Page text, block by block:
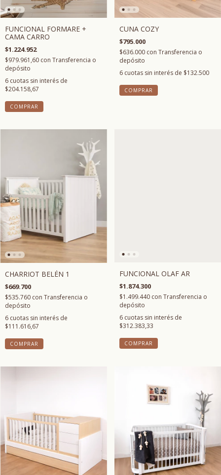
FUNCIONAL FORMARE +
CAMA CARRO
$1.224.952
$979.961,60 con Transferencia o
depósito
6 cuotas sin interés de
$204.158,67
COMPRAR
CUNA COZY
$795.000
$636.000 con Transferencia o
depósito
6 cuotas sin interés de $132.500
COMPRAR
CHARRIOT BELÉN 1
$669.700
$535.760 con Transferencia o
depósito
6 cuotas sin interés de
$111.616,67
COMPRAR
FUNCIONAL OLAF AR
$1.874.300
$1.499.440 con Transferencia o
depósito
6 cuotas sin interés de
$312.383,33
COMPRAR